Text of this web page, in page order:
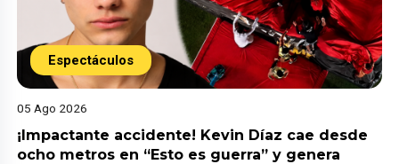
Espectáculos
05 Ago 2026
¡Impactante accidente! Kevin Díaz cae desde
ocho metros en “Esto es guerra” y genera